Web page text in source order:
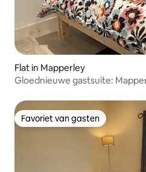
Flat in Mapperley
Gloednieuwe gastsuite:
Favoriet van gasten
Favoriet van gasten